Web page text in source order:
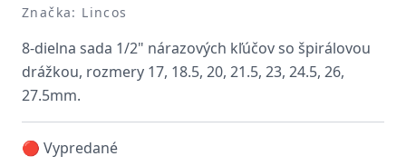
Značka: Lincos
8-dielna sada 1/2" nárazových kľúčov so špirálovou
drážkou, rozmery 17, 18.5, 20, 21.5, 23, 24.5, 26,
27.5mm.
🔴 Vypredané